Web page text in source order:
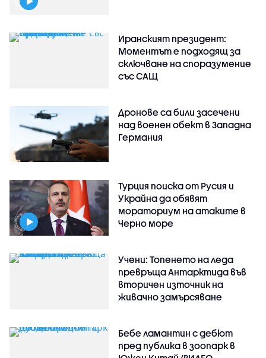
Иранският президент:
Моментът е подходящ за
сключване на споразумение
със САЩ
Дронове са били засечени
над военен обект в Западна
Германия
Турция поиска от Русия и
Украйна да обявят
мораториум на атаките в
Черно море
Учени: Топенето на леда
превръща Антарктида във
вторичен източник на
живачно замърсяване
Бебе ламантин с дебют
пред публика в зоопарк в